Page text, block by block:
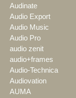
Audinate
Audio Export
Audio Music
Audio Pro
audio zenit
audio+frames
Audio-Technica
Audiovation
AUMA